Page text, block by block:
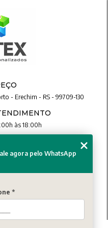
- Erechim - RS - 99709-130
às 18:00h
4699
agora pelo WhatsApp
*